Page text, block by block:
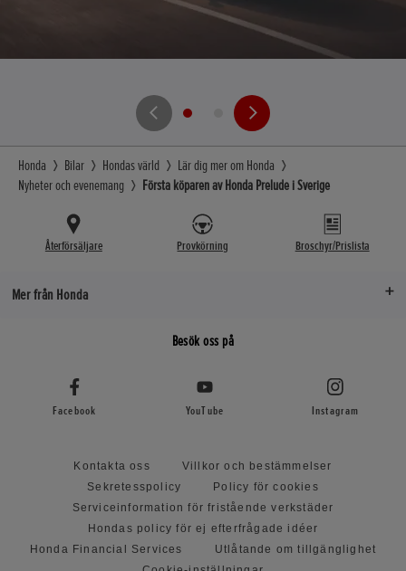
Honda Bilar Hondas värld
Lär dig mer om Honda
Nyheter och evenemang
Första köparen av Honda Prelude i Sverige
Återförsäljare Provkörning Broschyr/Prislista
Mer från Honda
Besök oss på
Facebook YouTube Instagram
Kontakta oss
Villkor och bestämmelser
Sekretesspolicy
Policy för cookies
Serviceinformation för fristående verkstäder
Hondas policy för ej efterfrågade idéer
Honda Financial Services
Utlåtande om tillgänglighet